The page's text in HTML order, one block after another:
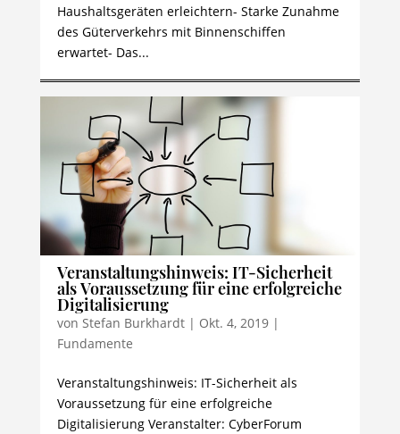
Haushaltsgeräten erleichtern- Starke Zunahme
des Güterverkehrs mit Binnenschiffen
erwartet- Das...
Veranstaltungshinweis: IT-Sicherheit
als Voraussetzung für eine erfolgreiche
Digitalisierung
von Stefan Burkhardt| Okt. 4, 2019|
Fundamente
Veranstaltungshinweis: IT-Sicherheit als
Voraussetzung für eine erfolgreiche
Digitalisierung Veranstalter: CyberForum